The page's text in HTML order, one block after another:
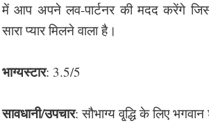
में आप अपने लव-पार्टनर की मदद करेंगे
सारा प्यार मिलने वाला है।
भाग्यस्टार: 3.5/5
सावधानी/उपचार: सौभाग्य वृ्द्धि के लिए